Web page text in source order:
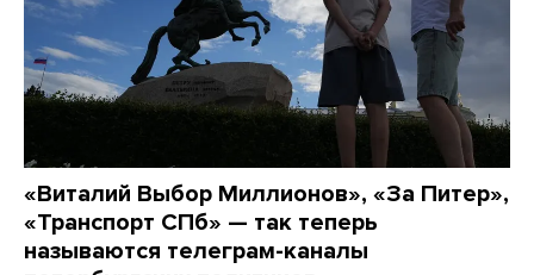
«Виталий Выбор Миллионов», «За Питер»,
«Транспорт СПб» — так теперь
называются телеграм-каналы